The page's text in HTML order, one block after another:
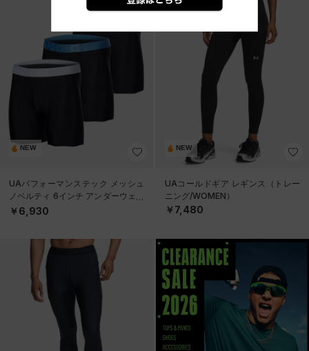
NEW
UAパフォーマンステック メッシュ
ノベルティ 6インチ アンダーウェア
（3枚セット）（トレーニング/ME
￥6,930
NEW
UAコールドギア レギンス（トレー
ニング/WOMEN）
￥7,480